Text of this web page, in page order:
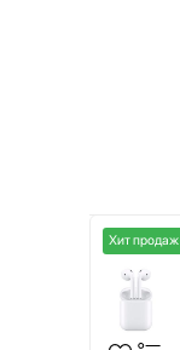
Хит продаж